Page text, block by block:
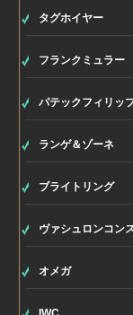
タグホイヤー
フランクミュラー
パテックフィリッ
ランゲ＆ゾーネ
ブライトリング
ヴァシュロンコン
ン
オメガ